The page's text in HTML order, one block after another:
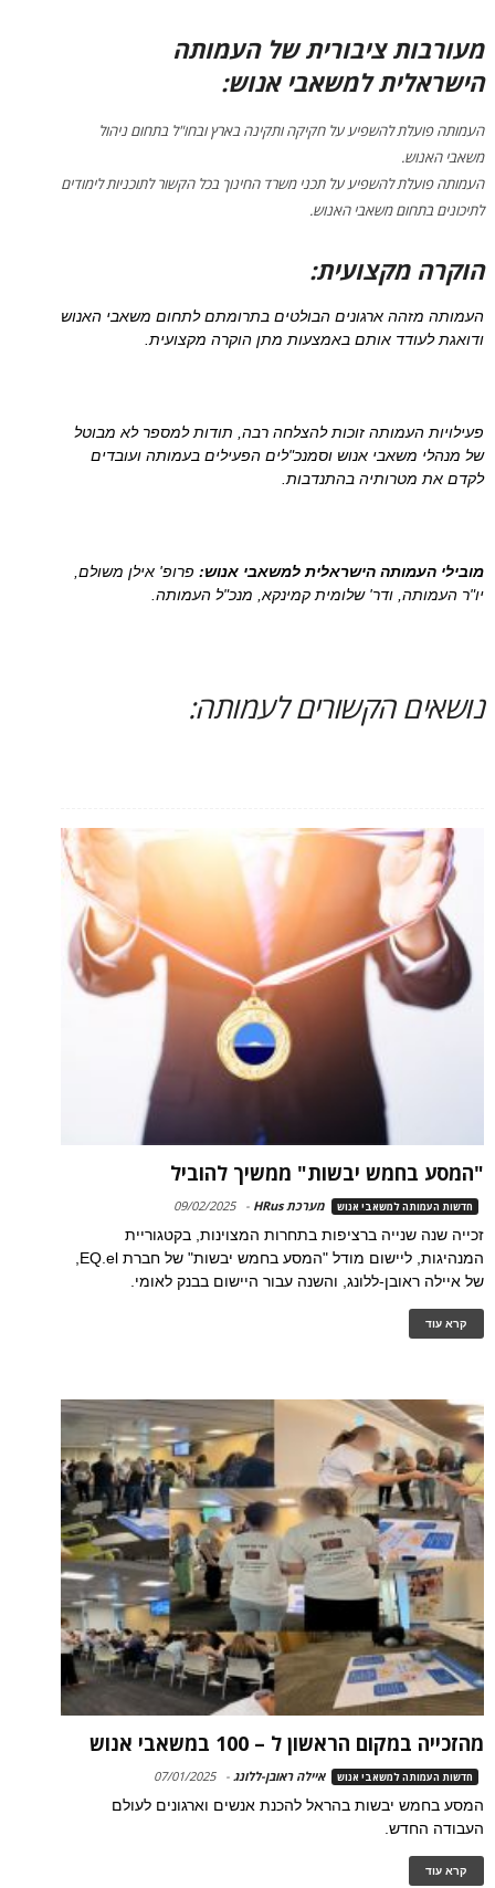
מעורבות ציבורית של העמותה
הישראלית למשאבי אנוש:
העמותה פועלת להשפיע על חקיקה ותקינה בארץ ובחו"ל בתחום ניהול
משאבי האנוש.
העמותה פועלת להשפיע על תכני משרד החינוך בכל הקשור לתוכניות לימודים
לתיכונים בתחום משאבי האנוש.
הוקרה מקצועית:
העמותה מזהה ארגונים הבולטים בתרומתם לתחום משאבי האנוש
ודואגת לעודד אותם באמצעות מתן הוקרה מקצועית.
פעילויות העמותה זוכות להצלחה רבה, תודות למספר לא מבוטל
של מנהלי משאבי אנוש וסמנכ"לים הפעילים בעמותה ועובדים
לקדם את מטרותיה בהתנדבות.
מובילי העמותה הישראלית למשאבי אנוש: פרופ' אילן משולם,
יו"ר העמותה, ודר' שלומית קמינקא, מנכ"ל העמותה.
נושאים הקשורים לעמותה:
"המסע בחמש יבשות" ממשיך להוביל
חדשות העמותה למשאבי אנוש מערכת HRus -
09/02/2025
זכייה שנה שנייה ברציפות בתחרות המצוינות, בקטגוריית
של איילה ראובן-ללונג, והשנה עבור היישום בבנק לאומי.
קרא עוד
מהזכייה במקום הראשון ל – 100 במשאבי אנוש
חדשות העמותה למשאבי אנוש איילה ראובן-ללונג -
07/01/2025
המסע בחמש יבשות בהראל להכנת אנשים וארגונים לעולם
העבודה החדש.
קרא עוד